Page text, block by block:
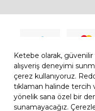
Ketebe olarak,
alışveriş deneyimi
çerez kullanıyoruz.
tıklaman halinde tercih
yönelik sana özel bir
sunamayacağız.